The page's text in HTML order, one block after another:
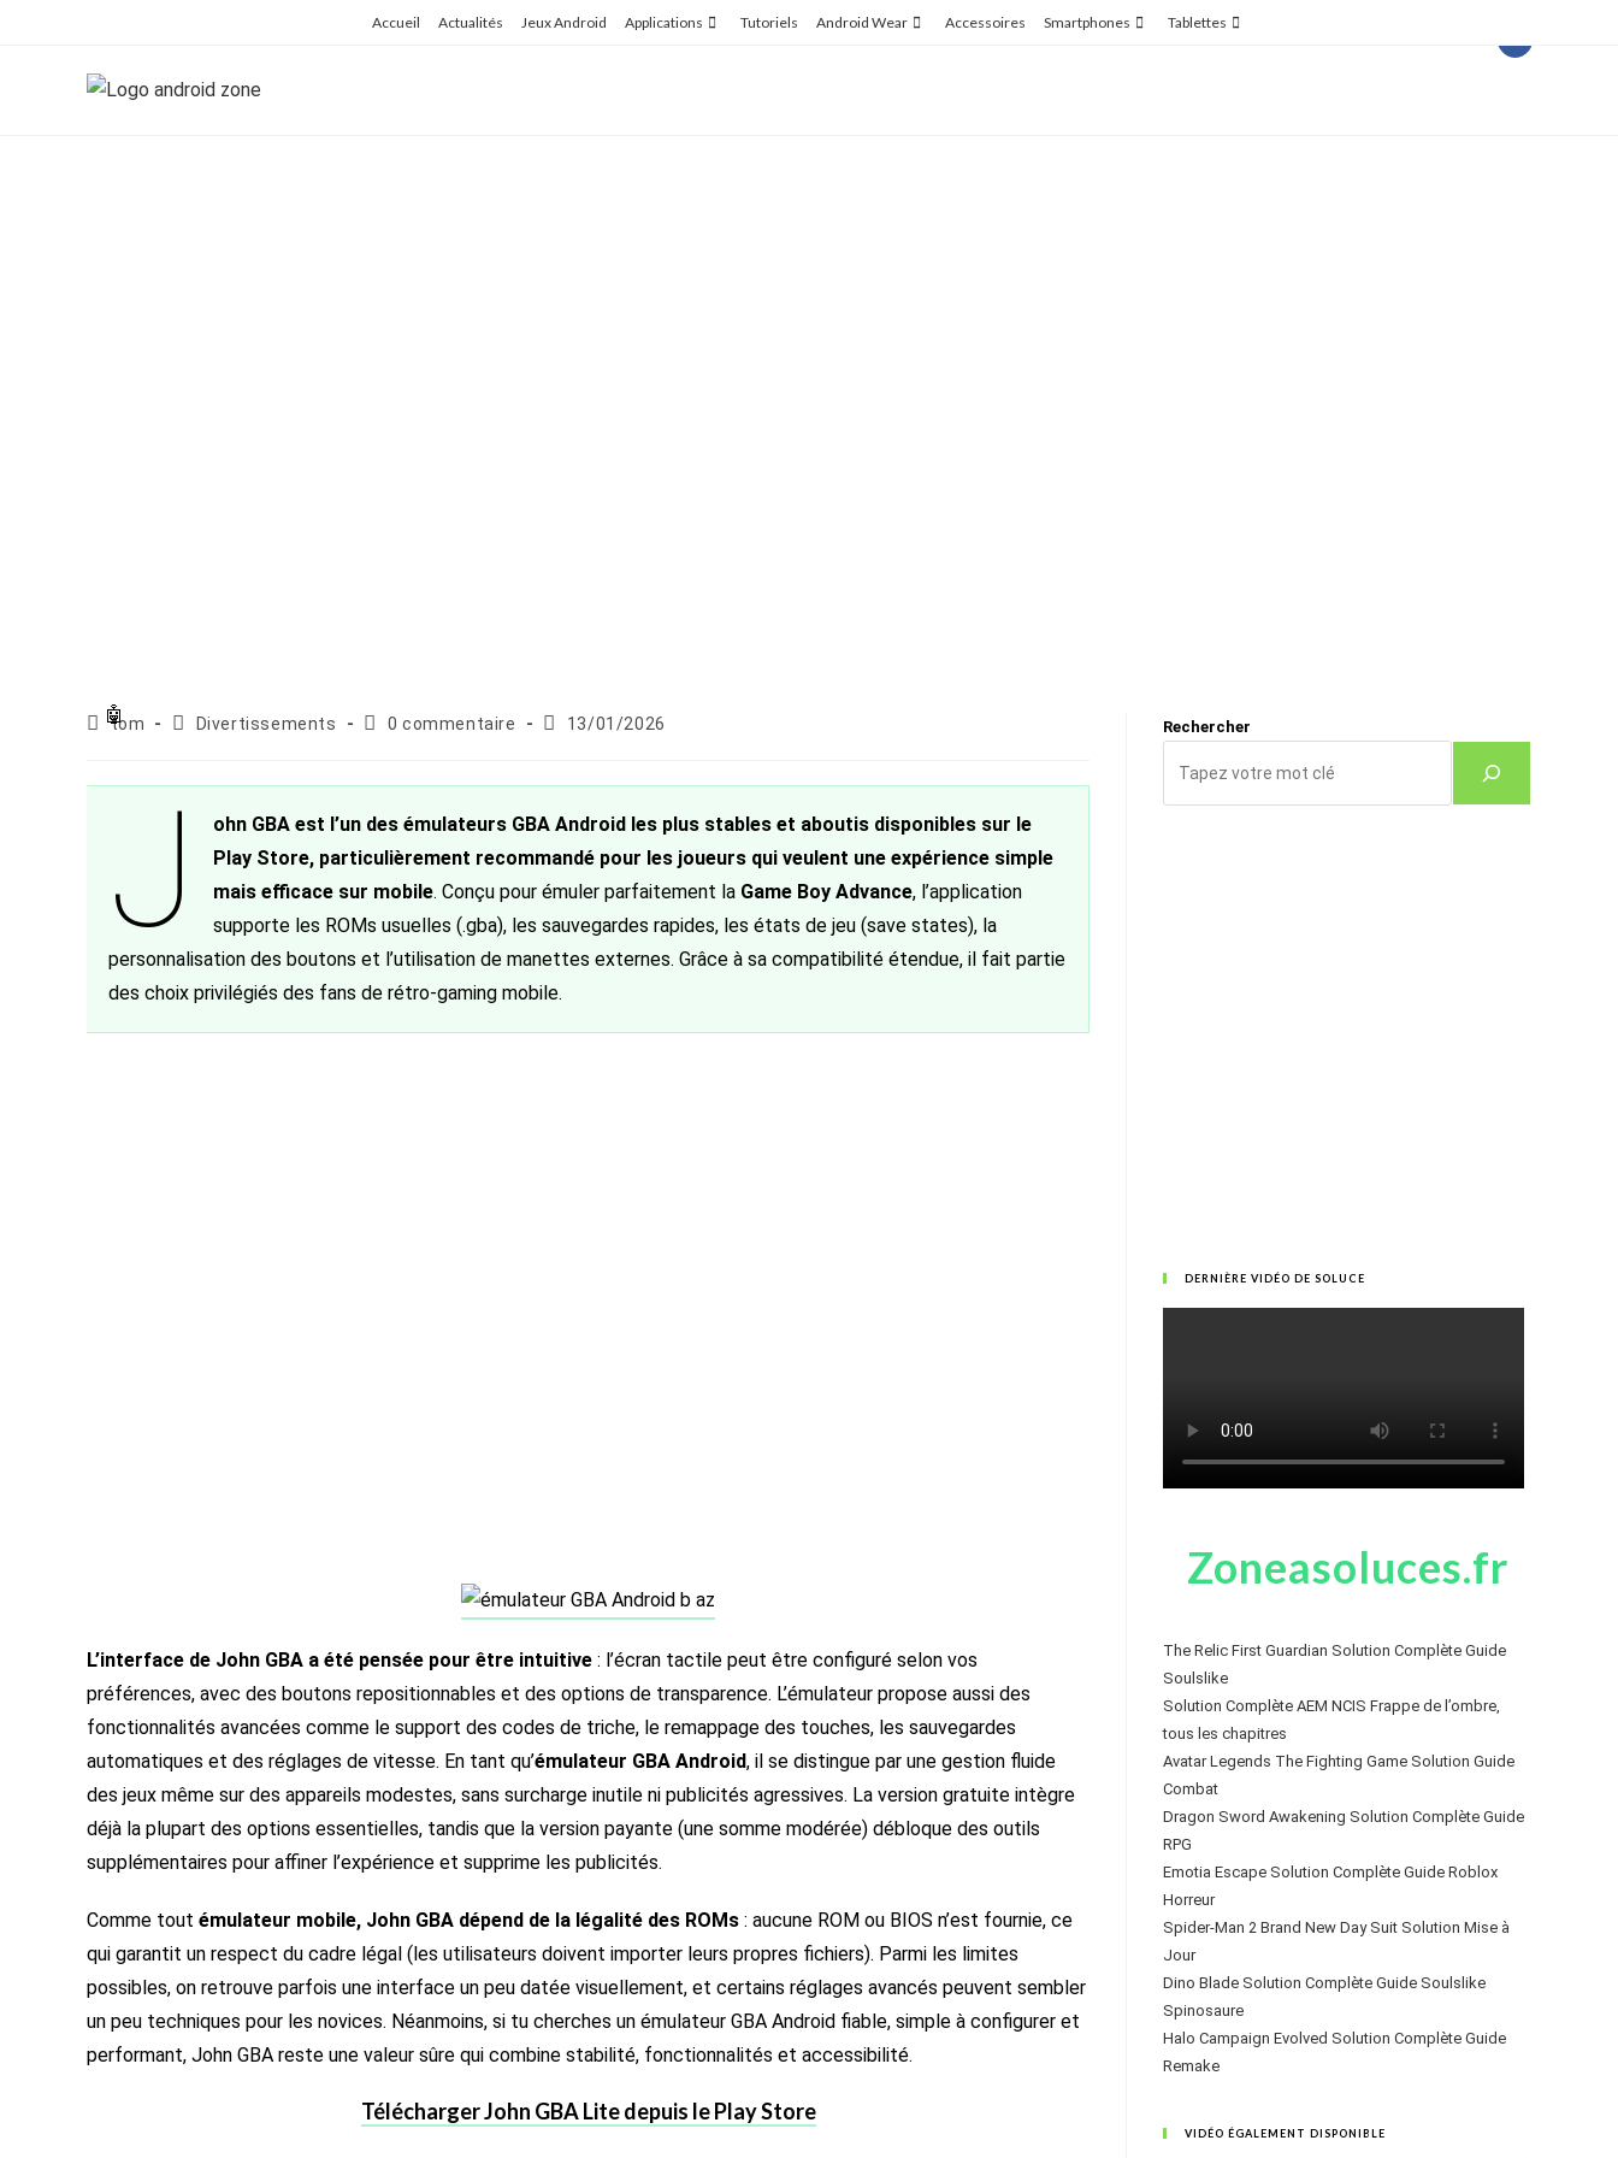
Accueil Actualités Jeux Android Applications Tutoriels Android Wear Accessoires Smartphones Tablettes
Auteur/autrice
publication :
tom
PostDivertissements
Commentaires
publication :
0 commentaire
Publication
13/01/2026
J
ohn GBA est l’un des émulateurs GBA Android les plus stables et aboutis disponibles sur le
Play Store, particulièrement recommandé pour les joueurs qui veulent une expérience simple
mais efficace sur mobile. Conçu pour émuler parfaitement la Game Boy Advance, l’application
supporte les ROMs usuelles (.gba), les sauvegardes rapides, les états de jeu (save states), la
personnalisation des boutons et l’utilisation de manettes externes. Grâce à sa compatibilité étendue, il fait partie
des choix privilégiés des fans de rétro-gaming mobile.
L’interface de John GBA a été pensée pour être intuitive : l’écran tactile peut être configuré selon vos
préférences, avec des boutons repositionnables et des options de transparence. L’émulateur propose aussi des
fonctionnalités avancées comme le support des codes de triche, le remappage des touches, les sauvegardes
automatiques et des réglages de vitesse. En tant qu’émulateur GBA Android, il se distingue par une gestion fluide
des jeux même sur des appareils modestes, sans surcharge inutile ni publicités agressives. La version gratuite intègre
déjà la plupart des options essentielles, tandis que la version payante (une somme modérée) débloque des outils
supplémentaires pour affiner l’expérience et supprime les publicités.
Comme tout émulateur mobile, John GBA dépend de la légalité des ROMs : aucune ROM ou BIOS n’est fournie, ce
qui garantit un respect du cadre légal (les utilisateurs doivent importer leurs propres fichiers). Parmi les limites
possibles, on retrouve parfois une interface un peu datée visuellement, et certains réglages avancés peuvent sembler
un peu techniques pour les novices. Néanmoins, si tu cherches un émulateur GBA Android fiable, simple à configurer et
performant, John GBA reste une valeur sûre qui combine stabilité, fonctionnalités et accessibilité.
Télécharger John GBA Lite depuis le Play Store
Rechercher
DERNIÈRE VIDÉO DE SOLUCE
Zoneasoluces.fr
The Relic First Guardian Solution Complète Guide
Soulslike
Solution Complète AEM NCIS Frappe de l’ombre,
tous les chapitres
Avatar Legends The Fighting Game Solution Guide
Combat
Dragon Sword Awakening Solution Complète Guide
RPG
Emotia Escape Solution Complète Guide Roblox
Horreur
Spider-Man 2 Brand New Day Suit Solution Mise à
Jour
Dino Blade Solution Complète Guide Soulslike
Spinosaure
Halo Campaign Evolved Solution Complète Guide
Remake
VIDÉO ÉGALEMENT DISPONIBLE